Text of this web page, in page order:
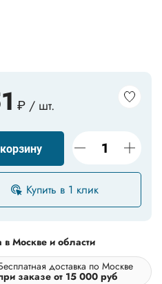
товары
₽ / шт.
Купить в 1 клик
в Москве и области
доставка по Москве
заказе от 15 000 руб